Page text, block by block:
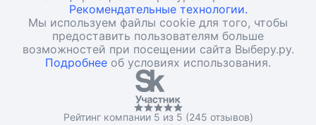
Рекомендательные технологии.
Мы используем файлы cookie для того, чтобы
предоставить пользователям больше
возможностей при посещении сайта Выберу.ру.
Подробнее об условиях использования.
Рейтинг компании 5 из 5 (245 отзывов)